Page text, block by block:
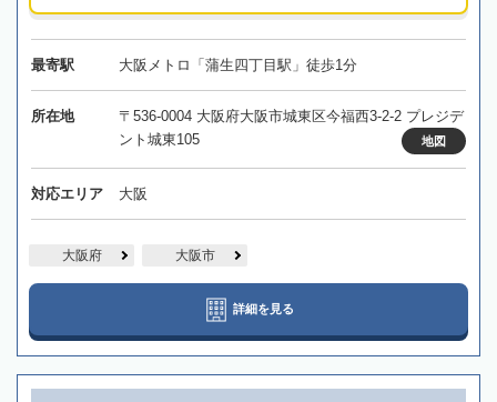
最寄駅 大阪メトロ「蒲生四丁目駅」徒歩1分
所在地
〒536-0004 大阪府大阪市城東区今福西3-2-2 プレジデ
ント城東105
地図
対応エリア 大阪
大阪府 大阪市
詳細を見る